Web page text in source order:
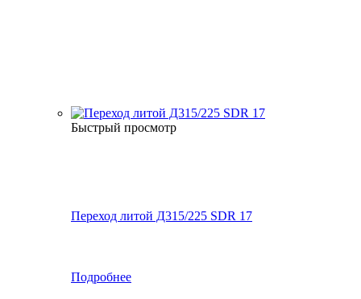
Быстрый просмотр
Переход литой Д315/225 SDR 17
Подробнее